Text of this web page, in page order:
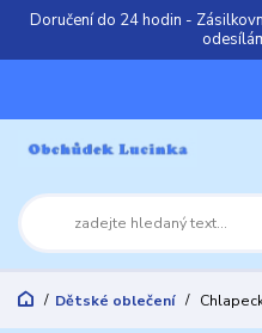
Doručení do 24 hodin -
Dětské oblečení